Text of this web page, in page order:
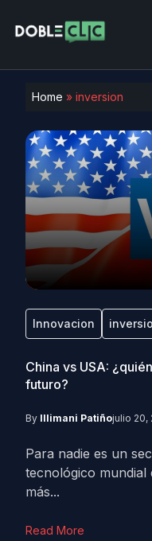
Home » inversion
Innovacion
China vs USA:
futuro?
By Illimani Patiñojulio 20,
Para nadie es un
tecnológico mundial
más...
Read More